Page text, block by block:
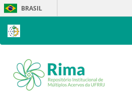
Skip
navigation
BRASIL